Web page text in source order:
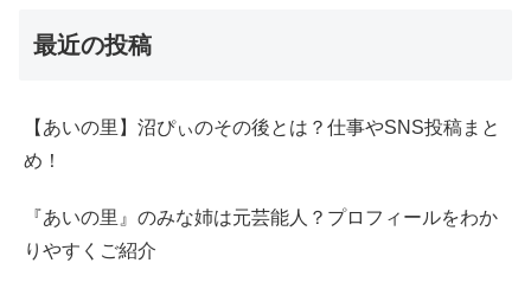
最近の投稿
【あいの里】沼ぴぃのその後とは？仕事やSNS投稿まと
め！
『あいの里』のみな姉は元芸能人？プロフィールをわか
りやすくご紹介